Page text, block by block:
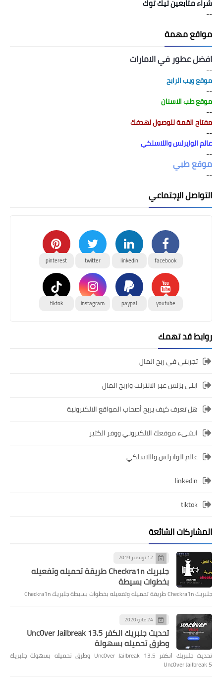
شراء متابعين تيك توك
--
مواقع مهمة
افضل عطور في الامارات
--
موقع ويب الرابح
--
موقع طب الاسنان
--
مفتاح القمة للوصول لهدفك
--
عالم الوايرلس واللاسلكي
--
موقع طبي
--
التواصل الإجتماعي
facebook
linkedin
twitter
pinterest
youtube
paypal
instagram
tiktok
روابط قد تهمك
تجربتي في ربح المال
ابني بزنس عبر الانترنت واربح المال
هل تعرف كيف يربح أصحاب المواقع الالكترونية
انشىء موقعك الالكتروني ووفر الكثير
عالم الوايرلس واللاسلكي
linkedin
tiktok
المشاركات الشائعة
12 نوفمبر 2019
جلبريك Checkra1n طريقة تحميله وتفعيله
بخطوات بسيطة
جلبريك Checkra1n طريقة تحميله وتفعيله بخطوات بسيطة جلبريك Checkra1n
24 مايو 2020
تحديث جلبريك انكفر Unc0ver Jailbreak 13.5
وطرق تحميله بسهولة
تحديث جلبريك انكفر Unc0ver Jailbreak 13.5 وطرق تحميله بسهولة جلبريك
Unc0ver Jailbreak 5